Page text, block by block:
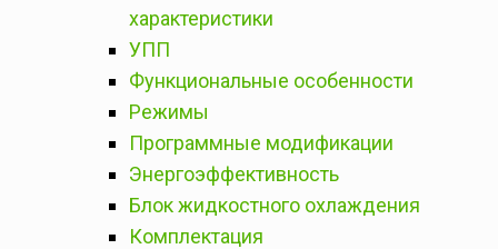
характеристики
УПП
Функциональные особенности
Режимы
Программные модификации
Энергоэффективность
Блок жидкостного охлаждения
Комплектация